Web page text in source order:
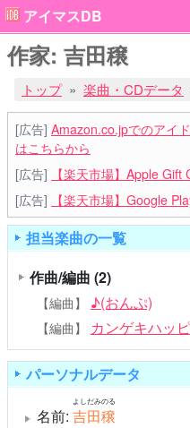
アイマスDB
作家: 吉田穣
トップ 楽曲・CDデータ
[広告] Amazon.co.jpでのアイ
はこちらから
[広告]
【楽天市場】Apple Gift
[広告]
【楽天市場】Google
担当楽曲の一覧
作曲/編曲 (2)
【編曲】 ♪(おんぷ)
【編曲】 カンゲキハッ
パーソナルデータ
名前: 吉田穣
よしだみのる